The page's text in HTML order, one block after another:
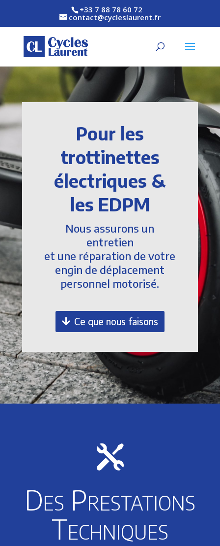
+33 7 88 78 60 72
contact@cycleslaurent.fr
Pour les
trottinettes
électriques &
les EDPM
Nous assurons un
entretien
et une réparation de votre
engin de déplacement
personnel motorisé.
Ce que nous faisons

Des Prestations
Techniques